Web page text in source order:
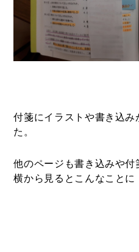
付箋にイラストや書き込み
た。
他のページも書き込みや付
横から見るとこんなことに